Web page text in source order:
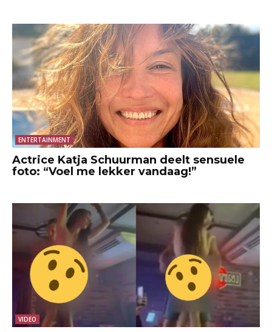
ENTERTAINMENT
Actrice Katja Schuurman deelt sensuele
foto: “Voel me lekker vandaag!”
VIDEO